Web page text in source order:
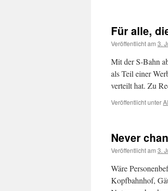
und
feiern
Für alle,
Veröffentlicht am 3.
Mit der S-Bahn
als Teil einer
verteilt hat. Zu
Veröffentlicht unter
Never
Veröffentlicht am 3.
Wäre
Kopfbahnhof,